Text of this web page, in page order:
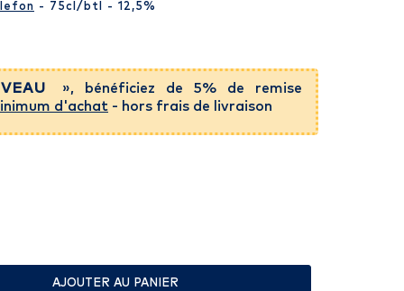
- 75cl /btl - 12,5%
», bénéficiez de 5% de remise
d'achat - hors frais de livraison
AJOUTER AU PANIER